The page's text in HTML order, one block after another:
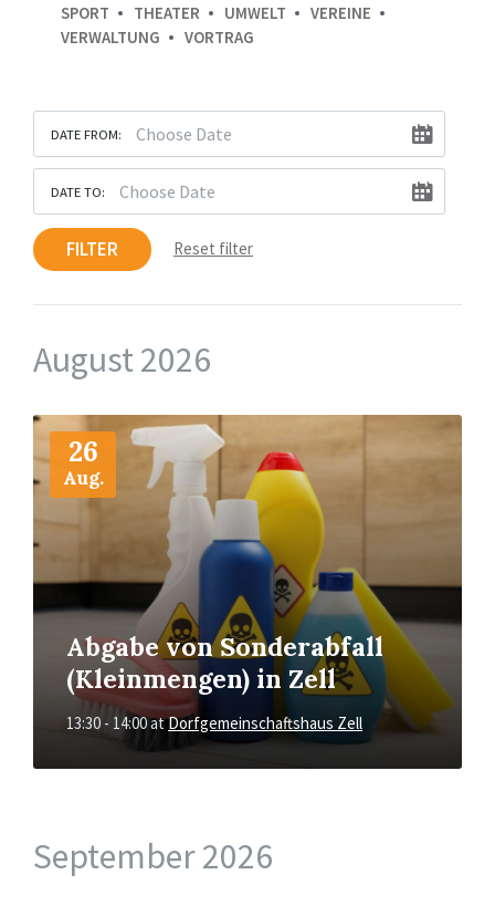
SPORT
THEATER UMWELT
VEREINE
VERWALTUNG
VORTRAG
DATE FROM:
DATE TO:
FILTER Reset filter
August 2026
26
Aug.
Abgabe von Sonderabfall
(Kleinmengen) in Zell
13:30 - 14:00atDorfgemeinschaftshaus Zell
More
September 2026